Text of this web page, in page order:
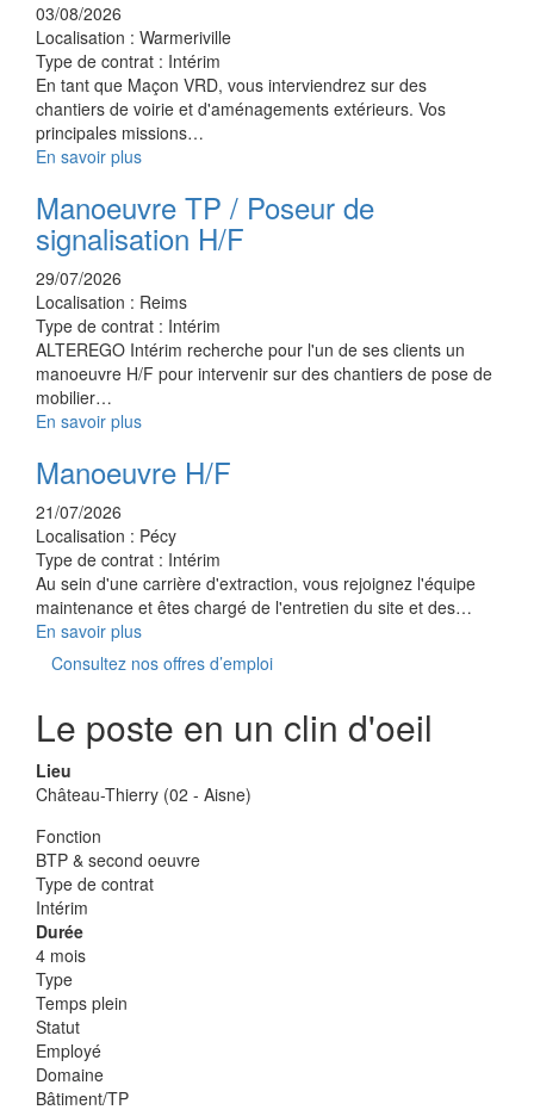
03/08/2026
Localisation : Warmeriville
Type de contrat : Intérim
En tant que Maçon VRD, vous interviendrez sur des
chantiers de voirie et d'aménagements extérieurs. Vos
principales missions…
En savoir plus
Manoeuvre TP / Poseur de
signalisation H/F
29/07/2026
Localisation : Reims
Type de contrat : Intérim
ALTEREGO Intérim recherche pour l'un de ses clients un
manoeuvre H/F pour intervenir sur des chantiers de pose de
mobilier…
En savoir plus
Manoeuvre H/F
21/07/2026
Localisation : Pécy
Type de contrat : Intérim
Au sein d'une carrière d'extraction, vous rejoignez l'équipe
maintenance et êtes chargé de l'entretien du site et des…
En savoir plus
Consultez nos offres d’emploi
Le poste en un clin d'oeil
Lieu
Château-Thierry (02 - Aisne)
Fonction
BTP & second oeuvre
Type de contrat
Intérim
Durée
4 mois
Type
Temps plein
Statut
Employé
Domaine
Bâtiment/TP